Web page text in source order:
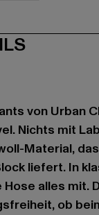
von Urban
Nichts mit
Material,
liefert. In
alles mit.
ob